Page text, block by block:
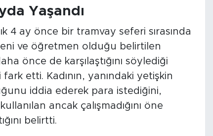
Yaşandı
4 ay önce bir tramvay seferi sırasında
ve öğretmen olduğu belirtilen
önce de karşılaştığını söylediği
etti. Kadının, yanındaki yetişkin
iddia ederek para istediğini,
ancak çalışmadığını öne
belirtti.